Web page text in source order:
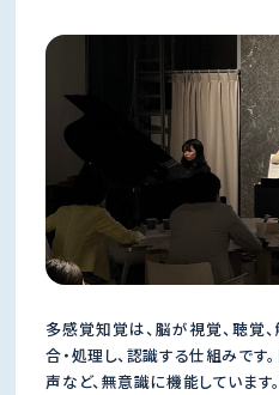
多感覚知覚は、脳が視覚、聴覚
合・処理し、認識する仕組みです
声など、無意識に機能しています